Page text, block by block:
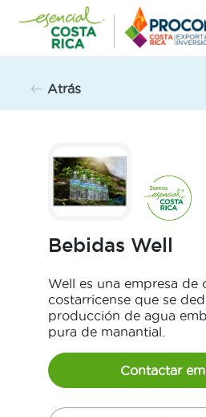
contenido
Atrás
Bebidas Well
Well es una empresa de
costarricense que se
producción de agua
pura de manantial.
Contactar